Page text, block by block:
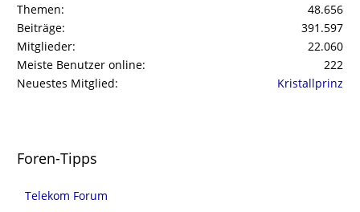
Themen
48.656
Beiträge
391.597
Mitglieder
22.060
Meiste Benutzer online
222
Neuestes Mitglied
Kristallprinz
Foren-Tipps
Telekom Forum